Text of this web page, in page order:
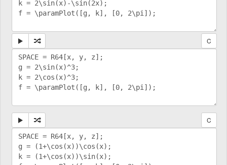
C
C